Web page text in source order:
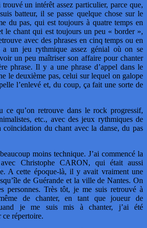
un intérêt assez particulier, parce que,
batteur, il se passe quelque chose sur le
du pas, qui est toujours à quatre temps en
le chant qui est toujours un peu « border »,
avec des phrases en cinq temps ou en
un jeu rythmique assez génial où on se
un peu maîtriser son affaire pour chanter
phrase. Il y a une phrase d’appel dans le
le deuxième pas, celui sur lequel on galope
l’enlevé et, du coup, ça fait une sorte de
ce qu’on retrouve dans le rock progressif,
etc., avec des jeux rythmiques de
du chant avec la danse, du pas
moins technique. J’ai commencé la
Christophe CARON, qui était aussi
A cette époque-là, il y avait vraiment une
de Guérande et la ville de Nantes. On
personnes. Très tôt, je me suis retrouvé à
de chanter, en tant que joueur de
je me suis mis à chanter, j’ai été
ce répertoire.